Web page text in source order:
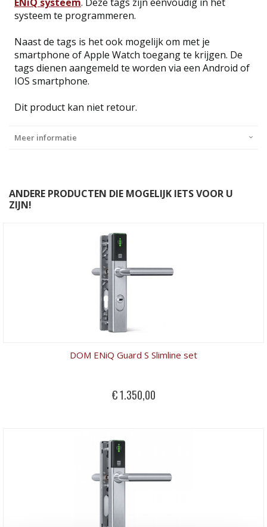
systeem te programmeren.
Naast de tags is het ook mogelijk om met je
smartphone of Apple Watch toegang te krijgen. De
tags dienen aangemeld te worden via een Android of
IOS smartphone.
Dit product kan niet retour.
Meer informatie
ANDERE PRODUCTEN DIE MOGELIJK IETS VOOR U
ZIJN!
DOM ENiQ Guard S Slimline set
€ 1.350,00